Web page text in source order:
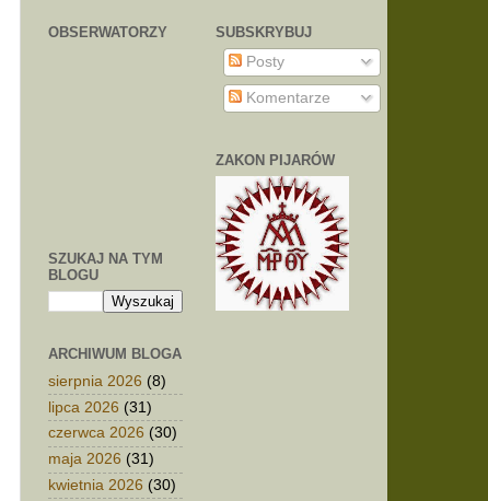
OBSERWATORZY
SZUKAJ NA TYM
BLOGU
ARCHIWUM BLOGA
sierpnia 2026 (8)
lipca 2026 (31)
czerwca 2026 (30)
maja 2026 (31)
kwietnia 2026 (30)
SUBSKRYBUJ
Posty
Komentarze
ZAKON PIJARÓW